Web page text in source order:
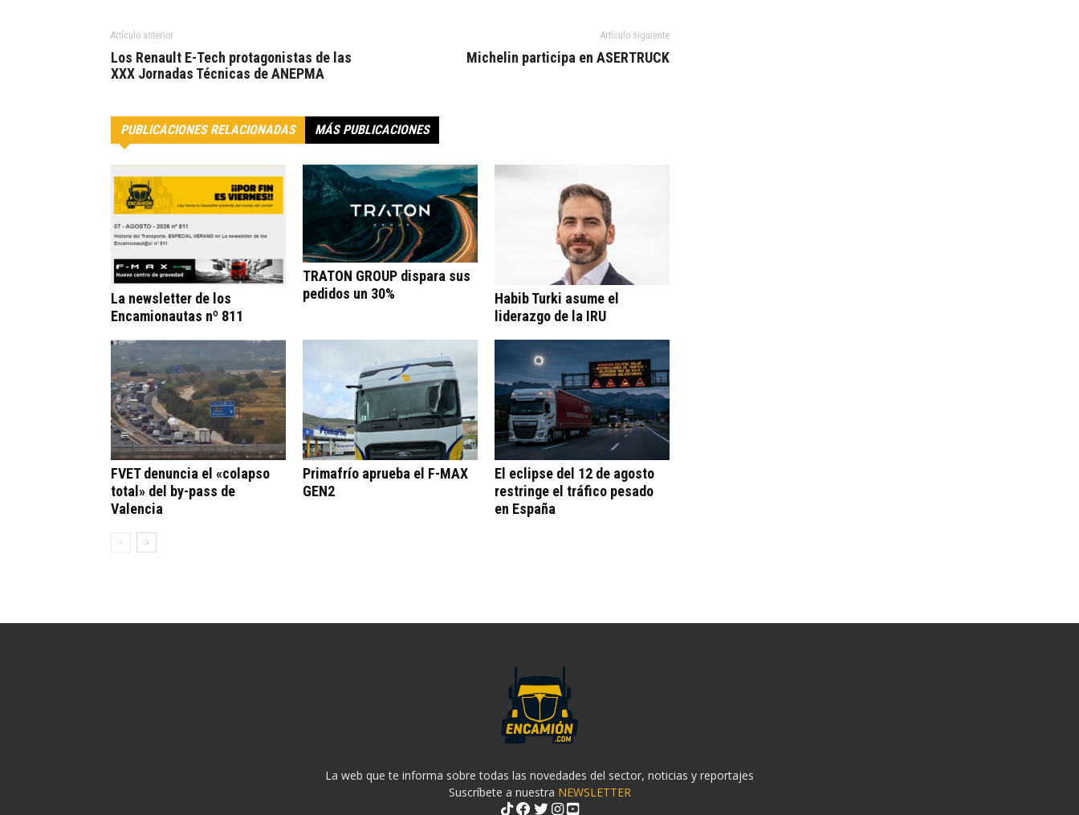
Artículo anterior
Los Renault E-Tech protagonistas de las
XXX Jornadas Técnicas de ANEPMA
Artículo siguiente
Michelin participa en ASERTRUCK
PUBLICACIONES RELACIONADAS MÁS PUBLICACIONES
La newsletter de los
Encamionautas nº 811
TRATON GROUP dispara sus
pedidos un 30%
Habib Turki asume el
liderazgo de la IRU
FVET denuncia el «colapso
total» del by-pass de
Valencia
Primafrío aprueba el F-MAX
GEN2
El eclipse del 12 de agosto
restringe el tráfico pesado
en España
La web que te informa sobre todas las novedades del sector, noticias y reportajes
Suscríbete a nuestra NEWSLETTER